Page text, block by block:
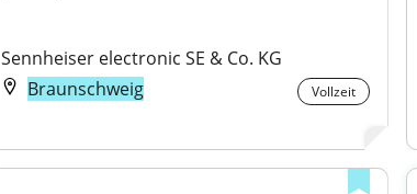
Sennheiser electronic SE & Co. KG
Braunschweig
Vollzeit